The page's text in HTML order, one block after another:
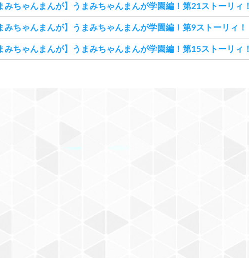
みちゃんまんが】うまみちゃんまんが学園編！第21ストーリィ！
みちゃんまんが】うまみちゃんまんが学園編！第9ストーリィ！
みちゃんまんが】うまみちゃんまんが学園編！第15ストーリィ！